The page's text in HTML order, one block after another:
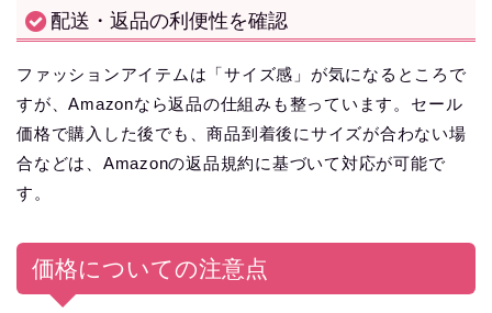
配送・返品の利便性を確認
ファッションアイテムは「サイズ感」が気になるところで
すが、Amazonなら返品の仕組みも整っています。セール
価格で購入した後でも、商品到着後にサイズが合わない場
合などは、Amazonの返品規約に基づいて対応が可能で
す。
価格についての注意点